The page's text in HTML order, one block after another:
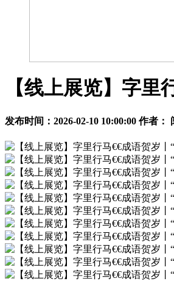
【线上展览】字里
发布时间：2026-02-10 10:00:00 作者：